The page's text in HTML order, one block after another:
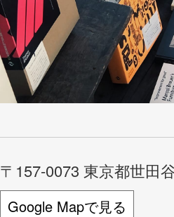
〒157-0073 東京都世田
Google Mapで見る